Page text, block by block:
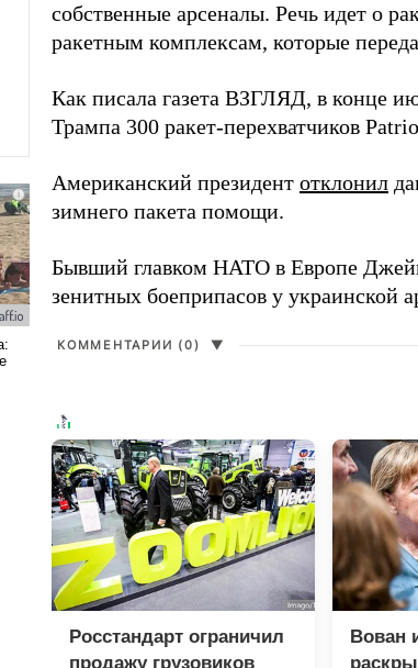
собственные арсеналы. Речь идет о
ракетным комплексам, которые
Как писала газета ВЗГЛЯД, в конце
Трампа 300 ракет-перехватчиков
Американский президент отклонил
зимнего пакета помощи.
Бывший главком НАТО в Европе
зенитных боеприпасов у украинской
КОММЕНТАРИИ (0) ▼
Росстандарт ограничил
продажу грузовиков
Вован